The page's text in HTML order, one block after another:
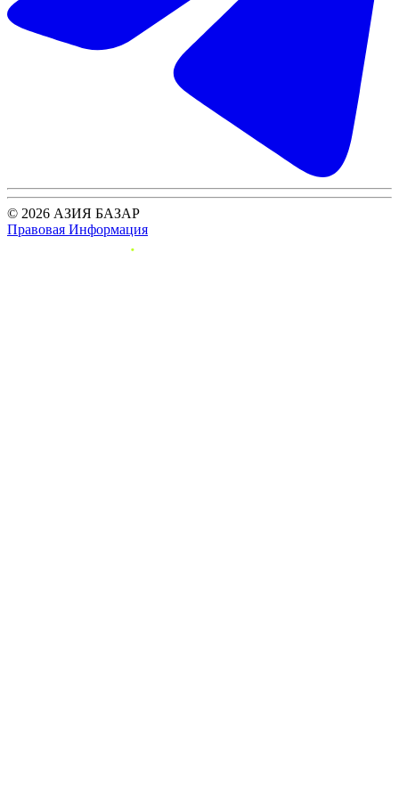
© 2026 АЗИЯ БАЗАР
Правовая Информация